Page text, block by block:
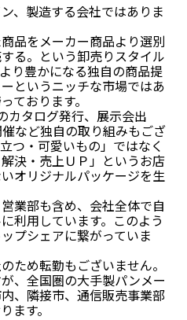
、製造する会社ではありま
品をメーカー商品より選別
る。という卸売りスタイル
り豊かになる独自の商品提
というニッチな市場ではあ
ております。
カタログ発行、展示会出
など独自の取り組みもござ
つ・可愛いもの」ではなく
決・売上ＵＰ」というお店
オリジナルパッケージを生
業部も含め、会社全体で自
利用しています。このよう
プシェアに繋がっていま
ため転勤もございません。
、全国圏の大手製パンメー
、隣接市、通信販売事業部
ます。